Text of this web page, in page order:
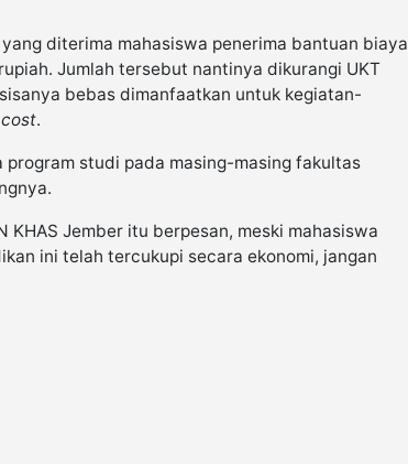
diterima mahasiswa penerima bantuan biaya
Jumlah tersebut nantinya dikurangi UKT
bebas dimanfaatkan untuk kegiatan-
.
program studi pada masing-masing fakultas
KHAS Jember itu berpesan, meski mahasiswa
ini telah tercukupi secara ekonomi, jangan